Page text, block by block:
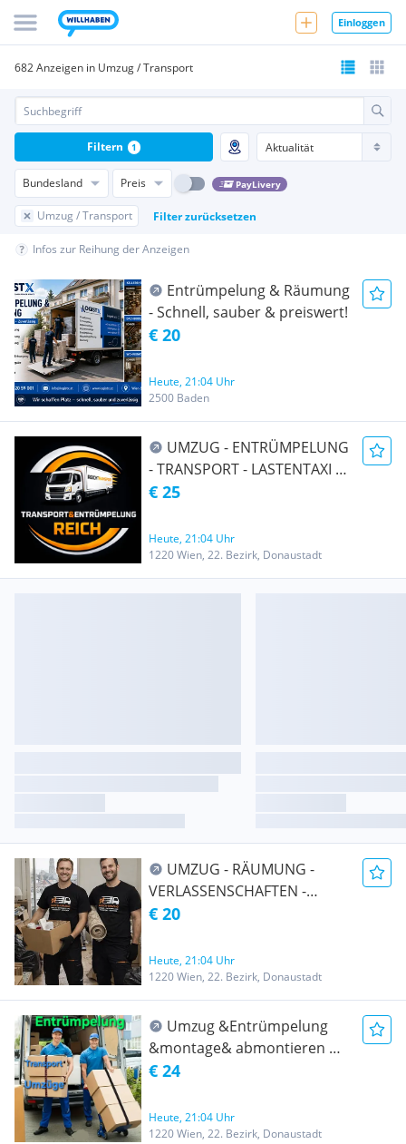
Einloggen
682 Anzeigen in Umzug / Transport
Bundesland Preis PayLivery
Umzug / Transport Filter zurücksetzen
Filtern 1
Infos zur Reihung der Anzeigen
Entrümpelung & Räumung
- Schnell, sauber & preiswert!
€ 20
Heute, 21:04 Uhr
2500 Baden
UMZUG - ENTRÜMPELUNG
- TRANSPORT - LASTENTAXI -
MÖBELTAXI
€ 25
Heute, 21:04 Uhr
1220 Wien, 22. Bezirk, Donaustadt
UMZUG - RÄUMUNG -
VERLASSENSCHAFTEN -
TRANSPORT -
ÜBERSIEDLUNG WIEN &
UMGEBUNG AUCH Ö-weit
und EU-weit
€ 20
Heute, 21:04 Uhr
1220 Wien, 22. Bezirk, Donaustadt
Umzug &Entrümpelung
&montage& abmontieren &
Transport Wien und ganz
€ 24
Heute, 21:04 Uhr
1220 Wien, 22. Bezirk, Donaustadt